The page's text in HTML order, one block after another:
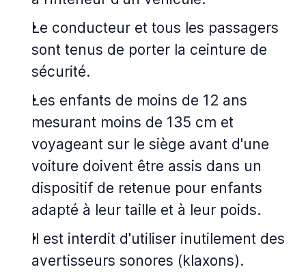
Le conducteur et tous les passagers
sont tenus de porter la ceinture de
sécurité.
Les enfants de moins de 12 ans
mesurant moins de 135 cm et
voyageant sur le siège avant d'une
voiture doivent être assis dans un
dispositif de retenue pour enfants
adapté à leur taille et à leur poids.
Il est interdit d'utiliser inutilement des
avertisseurs sonores (klaxons).